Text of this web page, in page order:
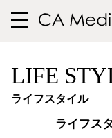
toggle
LIFE
ライフスタイル
ライフス